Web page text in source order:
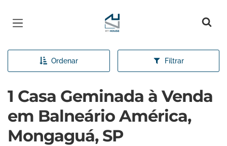
Página inicial
Ordenar Filtrar
1 Casa Geminada à Venda
em Balneário América,
Mongaguá, SP